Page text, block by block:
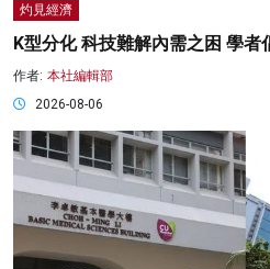
灼見經濟
K型分化 科技難解內需之困 學者
作者: 本社編輯部
2026-08-06